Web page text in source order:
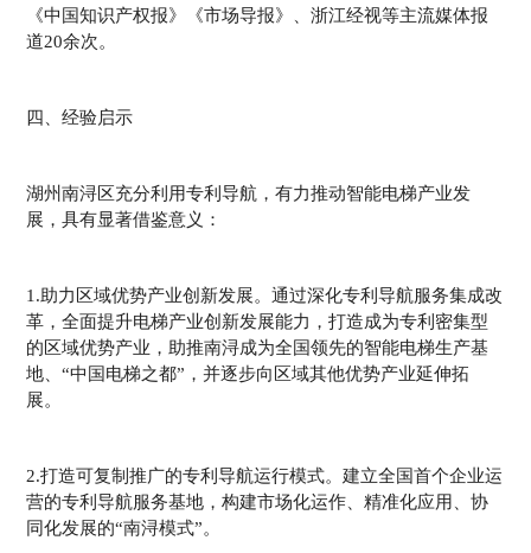
《中国知识产权报》《市场导报》、浙江经视等主流媒体报
道20余次。
四、经验启示
湖州南浔区充分利用专利导航，有力推动智能电梯产业发
展，具有显著借鉴意义：
1.助力区域优势产业创新发展。通过深化专利导航服务集成改
革，全面提升电梯产业创新发展能力，打造成为专利密集型
的区域优势产业，助推南浔成为全国领先的智能电梯生产基
地、“中国电梯之都”，并逐步向区域其他优势产业延伸拓
展。
2.打造可复制推广的专利导航运行模式。建立全国首个企业运
营的专利导航服务基地，构建市场化运作、精准化应用、协
同化发展的“南浔模式”。